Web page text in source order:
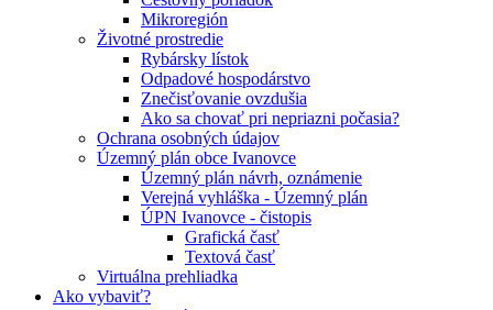
Mikroregión
Životné prostredie
Rybársky lístok
Odpadové hospodárstvo
Znečisťovanie ovzdušia
Ako sa chovať pri nepriazni počasia?
Ochrana osobných údajov
Územný plán obce Ivanovce
Územný plán návrh, oznámenie
Verejná vyhláška - Územný plán
ÚPN Ivanovce - čistopis
Grafická časť
Textová časť
Virtuálna prehliadka
Ako vybaviť?